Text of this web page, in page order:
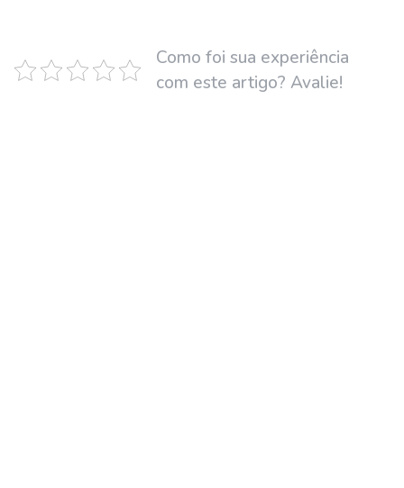
Como foi sua experiência
com este artigo? Avalie!